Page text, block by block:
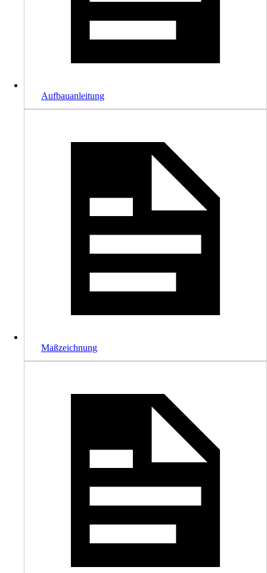
Aufbauanleitung
Maßzeichnung